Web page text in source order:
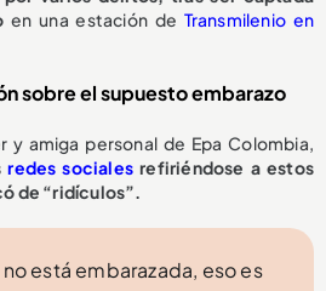
en una estación de Transmilenio en
sobre el supuesto embarazo
y amiga personal de Epa Colombia,
redes sociales refiriéndose a estos
de “ridículos”.
está embarazada, eso es